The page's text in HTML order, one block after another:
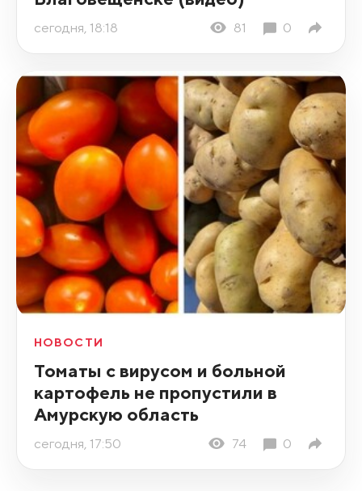
сегодня, 18:18 81 0
НОВОСТИ
Томаты с вирусом и больной
картофель не пропустили в
Амурскую область
сегодня, 17:50 74 0